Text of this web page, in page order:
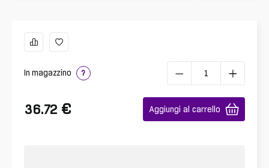
In magazzino ?
36.72 € Aggiungi al carrello